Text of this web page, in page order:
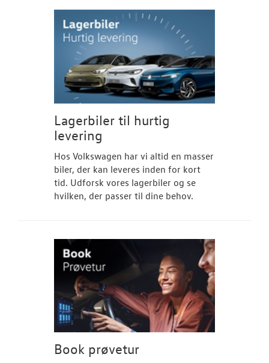
Lagerbiler til hurtig
levering
Hos Volkswagen har vi altid en masser
biler, der kan leveres inden for kort
tid. Udforsk vores lagerbiler og se
hvilken, der passer til dine behov.
Book prøvetur